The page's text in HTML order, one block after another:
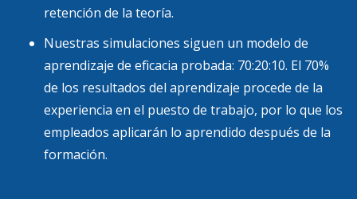
retención de la teoría.
Nuestras simulaciones siguen un modelo de
aprendizaje de eficacia probada: 70:20:10. El 70%
de los resultados del aprendizaje procede de la
experiencia en el puesto de trabajo, por lo que los
empleados aplicarán lo aprendido después de la
formación.